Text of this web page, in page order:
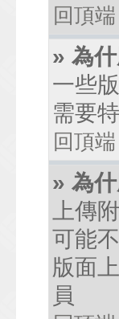
回頂端
» 為
一些
需要
回頂端
» 為
上傳
可能
版面
員